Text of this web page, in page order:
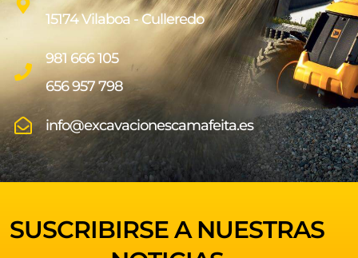
15174 Vilaboa - Culleredo
981 666 105
656 957 798
info@excavacionescamafeita.es
SUSCRIBIRSE A NUESTRAS